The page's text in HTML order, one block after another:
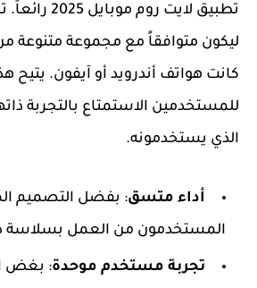
تطبيق لايت
ليكون متوافقاً مع مجموعة متنوعة
كانت هواتف أندرويد أو آيفون. يتيح
للمستخدمين الاستمتاع بالتجربة
الذي يستخدمونه.
أداء متسق: بفضل التصميم
المستخدمون من العمل بسلاسة
تجربة مستخدم موحدة: بغض